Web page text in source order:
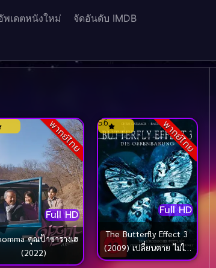
พเดตหนังใหม่
จัดอันดับ IMDB
พากย์ไทย
Full HD
คุณป้าซารางเฮ
(2022)
พากย์ไทย
Full HD
5.6
The Butterfly Effect 3
(2009) เปลี่ยนตาย ไม่ให้
ตาย 3